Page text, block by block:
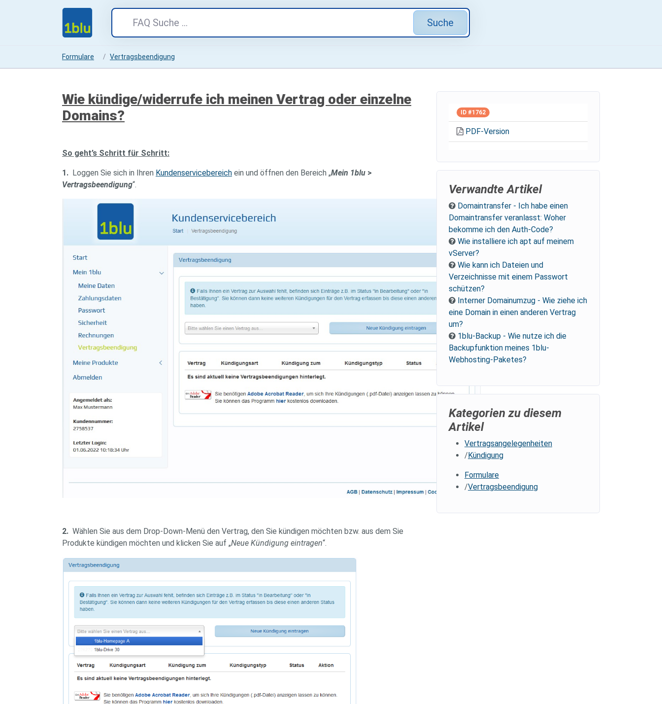
Suche
Formulare Vertragsbeendigung
Wie kündige/widerrufe ich meinen Vertrag oder einzelne
Domains?
So geht’s Schritt für Schritt:
1. Loggen Sie sich in Ihren Kundenservicebereich ein und öffnen den Bereich „Mein 1blu >
Vertragsbeendigung“.
2. Wählen Sie aus dem Drop-Down-Menü den Vertrag, den Sie kündigen möchten bzw. aus dem Sie
Produkte kündigen möchten und klicken Sie auf „Neue Kündigung eintragen“.
ID #1762
PDF-Version
Verwandte Artikel
Domaintransfer - Ich habe einen
Domaintransfer veranlasst: Woher
bekomme ich den Auth-Code?
Wie installiere ich apt auf meinem
vServer?
Wie kann ich Dateien und
Verzeichnisse mit einem Passwort
schützen?
Interner Domainumzug - Wie ziehe ich
eine Domain in einen anderen Vertrag
um?
1blu-Backup - Wie nutze ich die
Backupfunktion meines 1blu-
Webhosting-Paketes?
Kategorien zu diesem
Artikel
Vertragsangelegenheiten
Kündigung
Formulare
Vertragsbeendigung